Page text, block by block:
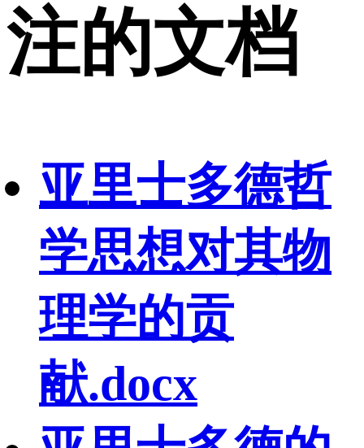
注的文档
亚里士多德哲
学思想对其物
理学的贡
献.docx